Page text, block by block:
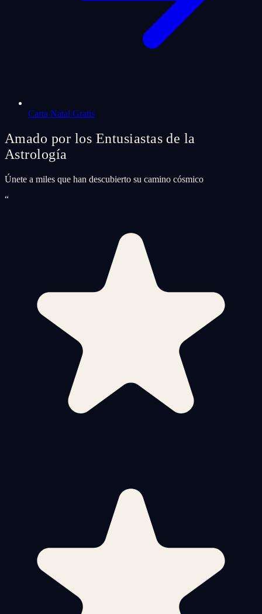
Carta Natal Gratis
Amado por los Entusiastas de la
Astrología
Únete a miles que han descubierto su camino cósmico
“